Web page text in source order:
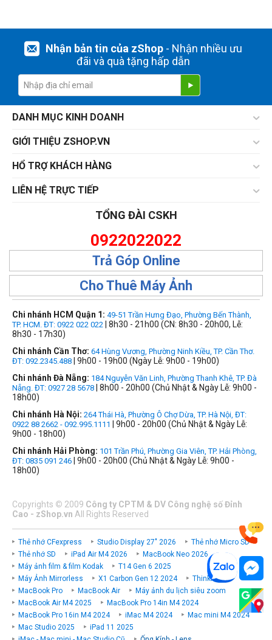
Nhận bản tin của zShop- Nhận nhiều ưu
đãi và quà tặng hấp dẫn
DANH MỤC KINH DOANH
GIỚI THIỆU ZSHOP.VN
HỔ TRỢ KHÁCH HÀNG
LIÊN HỆ TRỰC TIẾP
TỔNG ĐÀI CSKH
0922022022
Trả Góp Online
Cho Thuê Máy Ảnh
Chi nhánh HCM Quận 1: 49-51 Trần Hưng Đạo, Phường Bến Thành,
TP. HCM. ĐT: 0922 022 022 | 8h30 - 21h00 (CN: 8h30 - 20h00, Lễ:
8h30 - 17h30)
Chi nhánh Cần Thơ: 64 Hùng Vương, Phường Ninh Kiều, TP. Cần Thơ.
ĐT: 092.2345.488 | 9h00 - 19h00 (Ngày Lễ: 9h00 - 19h00)
Chi nhánh Đà Nẵng: 184 Nguyễn Văn Linh, Phường Thanh Khê, TP. Đà
Nẵng. ĐT: 0927 28 5678 | 8h00 - 20h00 (Chủ Nhật & Ngày Lễ: 9h00 -
18h00)
Chi nhánh Hà Nội: 264 Thái Hà, Phường Ô Chợ Dừa, TP. Hà Nội, ĐT:
0922 88 2662 - 092.995.1111
| 9h00 - 20h00 (Chủ Nhật & Ngày Lễ:
9h00 - 18h00)
Chi nhánh Hải Phòng: 101 Trần Phú, Phường Gia Viên, TP. Hải Phòng,
ĐT: 0835 091 246 | 9h00 - 20h00 (Chủ Nhật & Ngày Lễ: 9h00 -
18h00)
Copyrights © 2009 Công ty CPTM & DV Công nghệ số Đỉnh
Cao - zShop.vn All Rights Reserved
Thẻ nhớ CFexpress Studio Display 27" 2026
Thẻ nhớ Micro SD
Thẻ nhớ SD
iPad Air M4 2026
MacBook Neo 2026
Máy ảnh film & film Kodak
T14 Gen 6 2025
Máy Ảnh Mirrorless
X1 Carbon Gen 12 2024
ThinkPad P
MacBook Pro
MacBook Air
Máy ảnh du lịch siêu zoom
MacBook Air M4 2025
MacBook Pro 14in M4 2024
MacBook Pro 16in M4 2024
iMac M4 2024
Mac mini M4 2024
Mac Studio 2025
iPad 11 2025